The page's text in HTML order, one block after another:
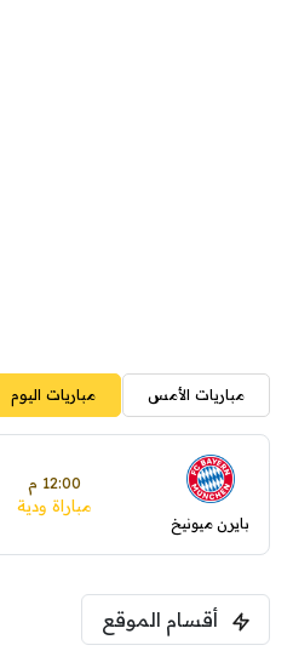
مباريات الأمس مباريات اليوم
بايرن ميونيخ
12:00 م
مباراة ودية
أقسام الموقع